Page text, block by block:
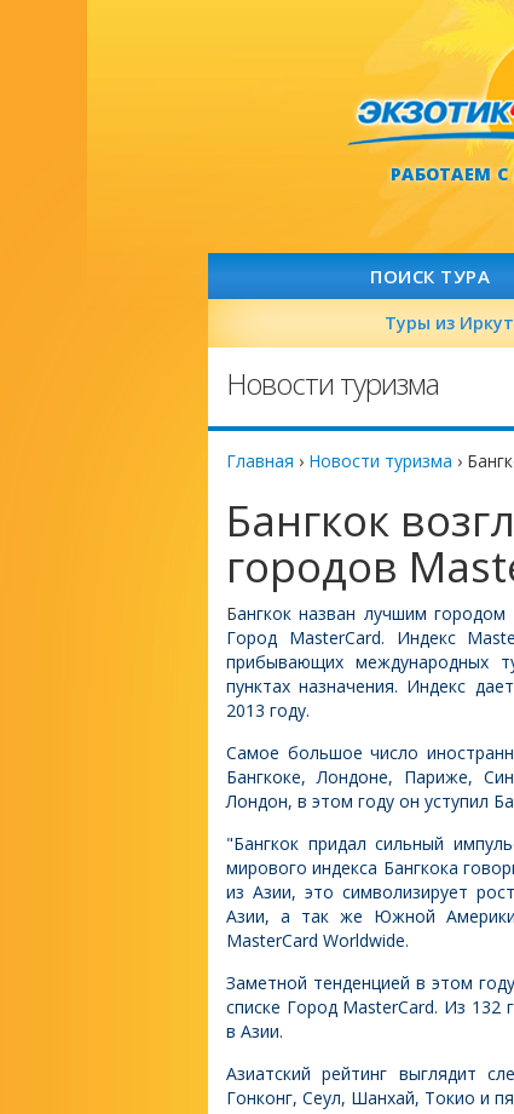
РАБОТАЕМ С
ПОИСК ТУРА
Туры из
Новости туризма
Главная › Новости туризма ›
Бангкок
городов
Бангкок назван лучшим
Город MasterCard. Индекс
прибывающих международных
пунктах назначения. Индекс
2013 году.
Самое большое число
Бангкоке, Лондоне, Париже,
Лондон, в этом году он уступил
"Бангкок придал сильный
мирового индекса Бангкока
из Азии, это символизирует
Азии, а так же Южной
MasterCard Worldwide.
Заметной тенденцией в этом
списке Город MasterCard. Из 132
в Азии.
Азиатский рейтинг выглядит
Гонконг, Сеул, Шанхай, Токио и